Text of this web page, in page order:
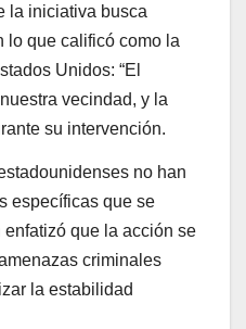
la iniciativa busca
lo que calificó como la
Unidos: “El
vecindad, y la
su intervención.
no han
específicas que se
enfatizó que la acción se
criminales
la estabilidad